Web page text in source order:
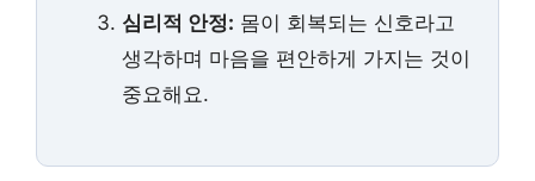
심리적 안정: 몸이 회복되는 신호라고
생각하며 마음을 편안하게 가지는 것이
중요해요.